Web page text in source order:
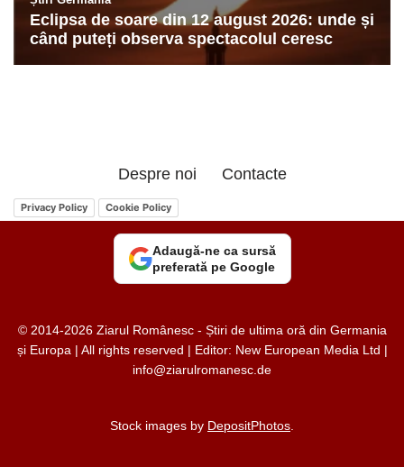
Despre noi Contacte
Privacy Policy Cookie Policy
Adaugă-ne ca sursă
preferată pe Google
© 2014-2026 Ziarul Românesc - Știri de ultima oră din Germania
și Europa | All rights reserved | Editor: New European Media Ltd |
info@ziarulromanesc.de
Stock images by DepositPhotos.